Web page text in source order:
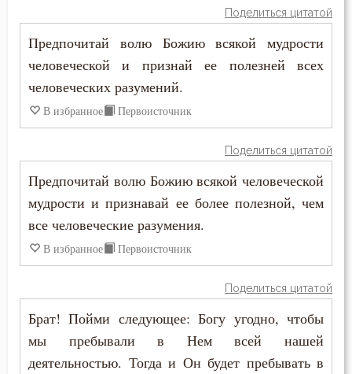
Беспечность
Бесы
Благодать
Ближний
Блуд
Богатство
Богопознание
Антоний Великий
Антоний Оптинский (Путилов)
Варсонофий Оптинский (Плиханков)
Ефрем Сирин
Игнатий Брянчанинов
Иоанн Лествичник
Иосиф Оптинский (Литовкин)
Поделиться цитатой
Предпочитай волю Божию всякой мудрости
человеческой и признай ее полезней всех
человеческих разумений.
В избранное Первоисточник
Поделиться цитатой
Предпочитай волю Божию всякой человеческой
мудрости и признавай ее более полезной, чем
все человеческие разумения.
В избранное Первоисточник
Поделиться цитатой
Брат! Пойми следующее: Богу угодно, чтобы
мы пребывали в Нем всей нашей
деятельностью. Тогда и Он будет пребывать в